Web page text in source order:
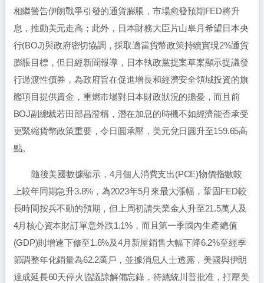
相繼警告伊朗戰爭引發的通貨膨脹，市場愈發預期FED將升
息，推動美元走高；此外，日本財務大臣片山皋月希望日本央
行(BOJ)與政府密切協調，採取適當貨幣政策持續實現2%通貨
膨脹目標，但日經新聞報導，日本執政黨提案草案顯示提議發
行過渡性債券，為政府旨在促進增長和經濟安全領域投資的旗
艦項目提供資金，重燃市場對日本財政狀況的擔憂，而且前
BOJ副總裁若田部昌澄稱，潛在加息的時機不如經濟能否承受
更緊縮貨幣政策重要，令日圓承壓，美元兌日圓升至159.65高
點。
隨後美國數據顯示，4月個人消費支出(PCE)物價指數較
上較年同期急升3.8%，為2023年5月來最大漲幅，鞏固FED較
長時間按兵不動的預期，但上周初請失業金人升至21.5萬人及
4月核心資本財訂單意外跌1.1%，而且第一季國內生產總值
(GDP)則增速下修至1.6%及4月新屋銷售大幅下降6.2%至經季
節調整年化銷量為62.2萬戶，並據消息人士透露，美國與伊朗
達成延長60天停火協議諒解備忘錄，待總統川普批准，打壓美